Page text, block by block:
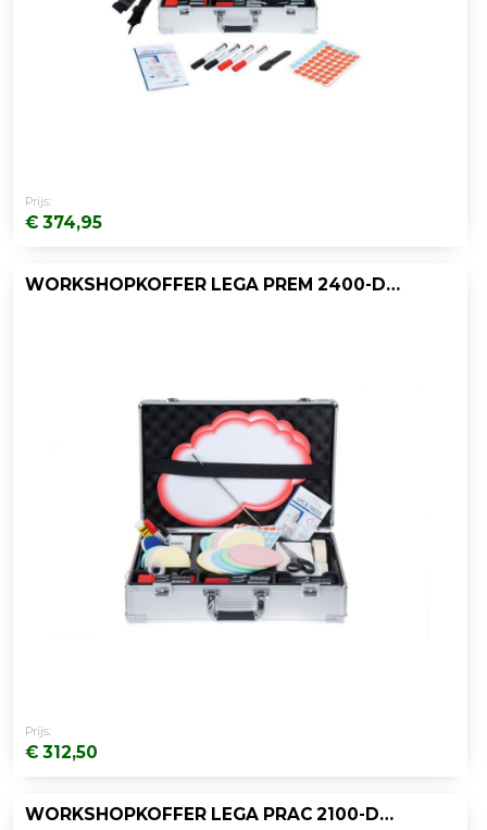
Prijs:
€ 374,95
WORKSHOPKOFFER LEGA PREM 2400-DELIG
Prijs:
€ 312,50
WORKSHOPKOFFER LEGA PRAC 2100-DELIG